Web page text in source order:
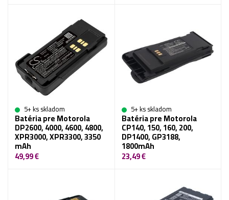
5+ ks skladom
Batéria pre Motorola
DP2600, 4000, 4600, 4800,
XPR3000, XPR3300, 3350
mAh
49,99 €
5+ ks skladom
Batéria pre Motorola
CP140, 150, 160, 200,
DP1400, GP3188,
1800mAh
23,49 €